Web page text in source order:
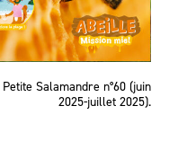
Petite Salamandre n°60 (juin
2025-juillet 2025).